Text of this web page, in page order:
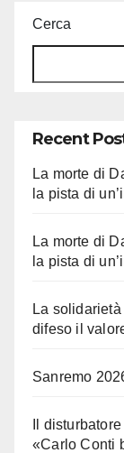
Cerca
Recent
La morte di
la pista di
La morte di
la pista di
La
difeso il
Sanremo
Il
«Carlo Conti